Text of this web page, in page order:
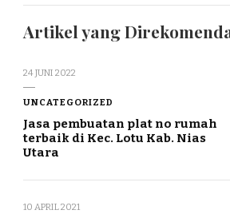
Artikel yang
24 JUNI 2022
UNCATEGORIZED
Jasa pembuatan plat no rumah
terbaik di Kec. Lotu Kab. Nias
Utara
10 APRIL 2021